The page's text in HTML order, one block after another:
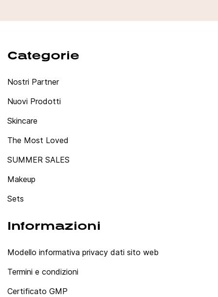
Categorie
Nostri Partner
Nuovi Prodotti
Skincare
The Most Loved
SUMMER SALES
Makeup
Sets
Informazioni
Modello informativa privacy dati sito web
Termini e condizioni
Certificato GMP